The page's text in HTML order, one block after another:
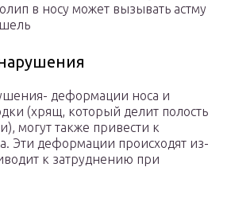
в носу может вызывать астму
деформации носа и
(хрящ, который делит полость
могут также привести к
Эти деформации происходят из-
к затруднению при